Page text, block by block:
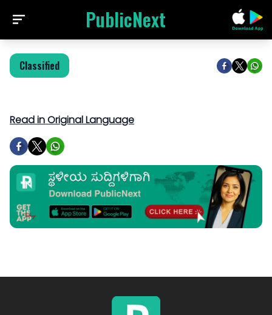
PublicNext
Classified
Read in Original Language